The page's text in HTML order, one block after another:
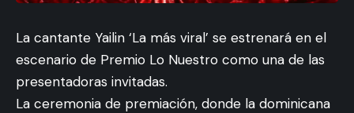
La cantante Yailin ‘La más viral’ se estrenará en el
escenario de Premio Lo Nuestro como una de las
presentadoras invitadas.
La ceremonia de premiación, donde la dominicana